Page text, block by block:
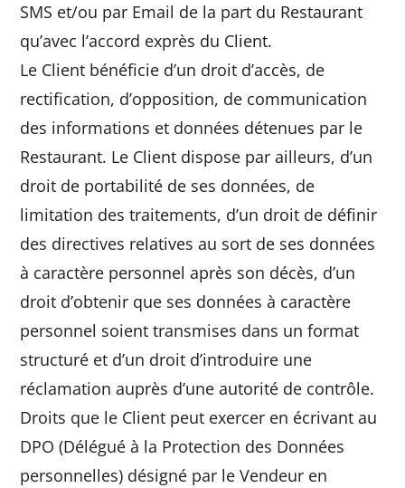
SMS et/ou par Email de la part du Restaurant
qu’avec l’accord exprès du Client.
Le Client bénéficie d’un droit d’accès, de
rectification, d’opposition, de communication
des informations et données détenues par le
Restaurant. Le Client dispose par ailleurs, d’un
droit de portabilité de ses données, de
limitation des traitements, d’un droit de définir
des directives relatives au sort de ses données
à caractère personnel après son décès, d’un
droit d’obtenir que ses données à caractère
personnel soient transmises dans un format
structuré et d’un droit d’introduire une
réclamation auprès d’une autorité de contrôle.
Droits que le Client peut exercer en écrivant au
DPO (Délégué à la Protection des Données
personnelles) désigné par le Vendeur en